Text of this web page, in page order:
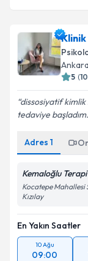
Klinik
Ankara
5 (
dissosiyatif kimlik
tedaviye
Adres 1
Kemaloğlu
Kocatepe Mahallesi
Kızılay
En Yakın Saatler
10 Ağu
09:00